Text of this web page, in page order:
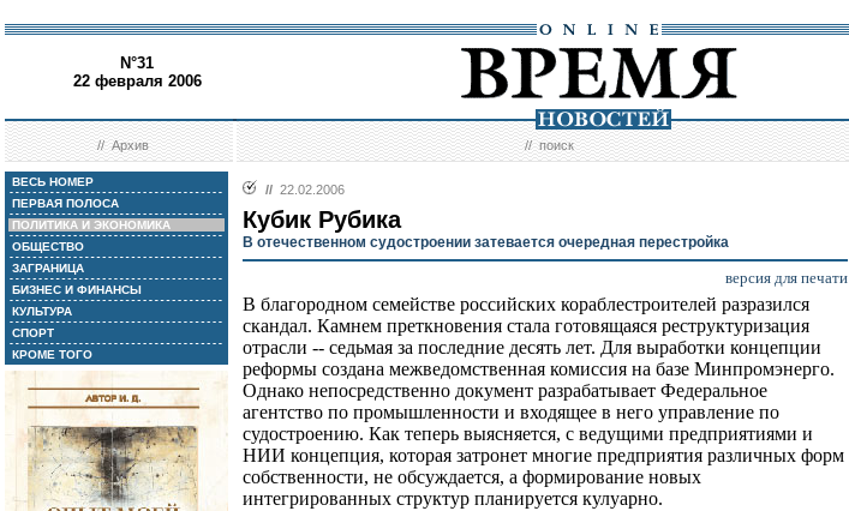
N°31
22 февраля 2006
//Архив //поиск
ВЕСЬ НОМЕР
ПЕРВАЯ ПОЛОСА
ПОЛИТИКА И ЭКОНОМИКА
ОБЩЕСТВО
ЗАГРАНИЦА
БИЗНЕС И ФИНАНСЫ
КУЛЬТУРА
СПОРТ
КРОМЕ ТОГО
// 22.02.2006
Кубик Рубика
В отечественном судостроении затевается очередная перестройка
версия для печати
В благородном семействе российских кораблестроителей разразился
скандал. Камнем преткновения стала готовящаяся реструктуризация
отрасли -- седьмая за последние десять лет. Для выработки концепции
реформы создана межведомственная комиссия на базе Минпромэнерго.
Однако непосредственно документ разрабатывает Федеральное
агентство по промышленности и входящее в него управление по
судостроению. Как теперь выясняется, с ведущими предприятиями и
НИИ концепция, которая затронет многие предприятия различных форм
собственности, не обсуждается, а формирование новых
интегрированных структур планируется кулуарно.